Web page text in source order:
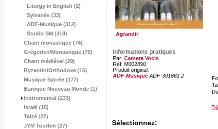
Liturgy in English (2)
Sylvanès (33)
ADF-Musique (312)
Studio SM (318)
Chant monastique (74)
Grégorien/Monastique (70)
Chant médiéval (29)
Byzantin/Orthodoxe (15)
Musique Sacrée (177)
Baroque Nouveau Monde (1)
Instrumental (233)
Israël (15)
Taizé (27)
JYM Tourbin (27)
Agrandir
Informations pratiques
Par: Camera Vocis
Réf: M002890
Produit original:
ADF-Musique ADF-301661 2
Sélectionnez: